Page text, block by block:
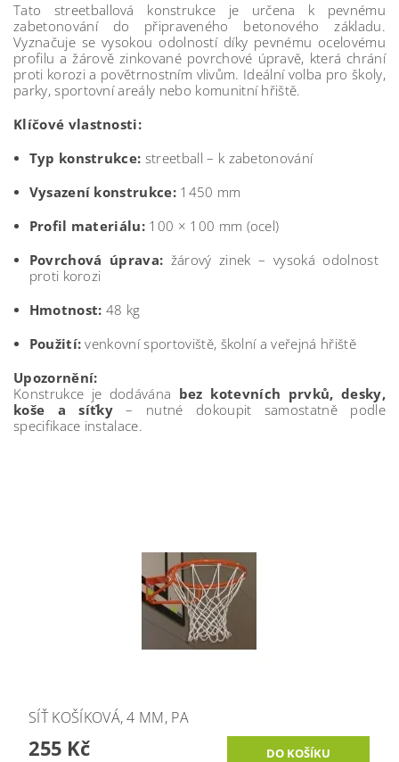
Tato streetballová konstrukce je určena k pevnému
zabetonování do připraveného betonového základu.
Vyznačuje se vysokou odolností díky pevnému ocelovému
profilu a žárově zinkované povrchové úpravě, která chrání
proti korozi a povětrnostním vlivům. Ideální volba pro školy,
parky, sportovní areály nebo komunitní hřiště.
Klíčové vlastnosti:
Typ konstrukce: streetball – k zabetonování
Vysazení konstrukce: 1450 mm
Profil materiálu: 100 × 100 mm (ocel)
Povrchová úprava: žárový zinek – vysoká odolnost
proti korozi
Hmotnost: 48 kg
Použití: venkovní sportoviště, školní a veřejná hřiště
Upozornění:
Konstrukce je dodávána bez kotevních prvků, desky,
koše a síťky– nutné dokoupit samostatně podle
specifikace instalace.
SÍŤ KOŠÍKOVÁ, 4 MM, PA
255 Kč